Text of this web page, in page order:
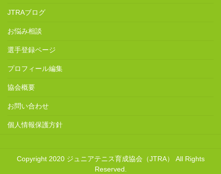
JTRAブログ
お悩み相談
選手登録ページ
プロフィール編集
協会概要
お問い合わせ
個人情報保護方針